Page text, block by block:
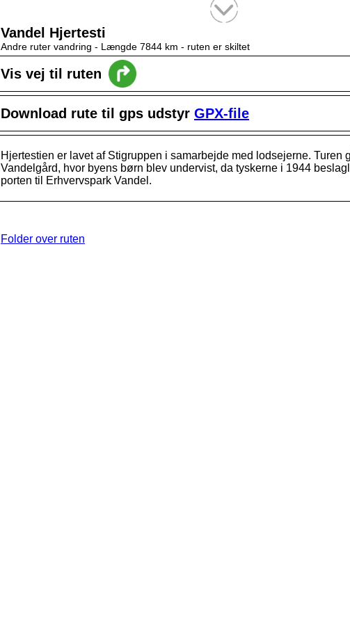
Tekstsøgning efter titel
Vandel Hjertesti
Andre ruter vandring - Længde 7844 km - ruten er skiltet
Vis vej til ruten
Download rute til gps udstyr GPX-file
Hjertestien er lavet af Stigruppen i samarbejde med lodsejerne. Turen
Vandelgård, hvor byens børn blev undervist, da tyskerne i 1944
porten til Erhvervspark Vandel.
Folder over ruten